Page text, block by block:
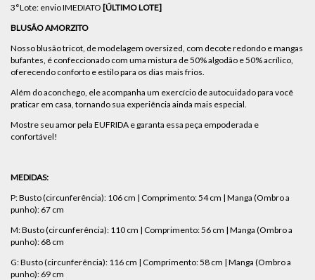
3°Lote: envio IMEDIATO [ÚLTIMO LOTE]
BLUSÃO AMORZITO
Nosso blusão tricot, de modelagem oversized, com decote redondo e mangas
bufantes, é confeccionado com uma mistura de 50% algodão e 50% acrílico,
oferecendo conforto e estilo para os dias mais frios.
Além do aconchego, ele acompanha um exercício de autocuidado para você
praticar em casa, tornando sua experiência ainda mais especial.
Mostre seu amor pela EUFRIDA e garanta essa peça empoderada e
confortável!
MEDIDAS:
P: Busto (circunferência): 106 cm | Comprimento: 54 cm | Manga (Ombro a
punho): 67 cm
M: Busto (circunferência): 110 cm | Comprimento: 56 cm | Manga (Ombro a
punho): 68 cm
G: Busto (circunferência): 116 cm | Comprimento: 58 cm | Manga (Ombro a
punho): 69 cm